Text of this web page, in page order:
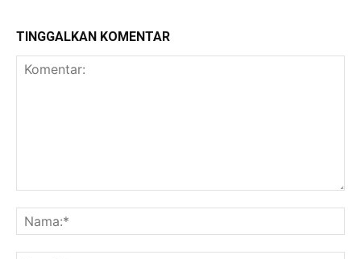
TINGGALKAN KOMENTAR